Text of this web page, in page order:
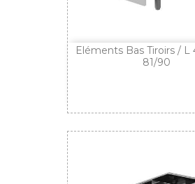
Eléments Bas Tiroirs / L
81/90